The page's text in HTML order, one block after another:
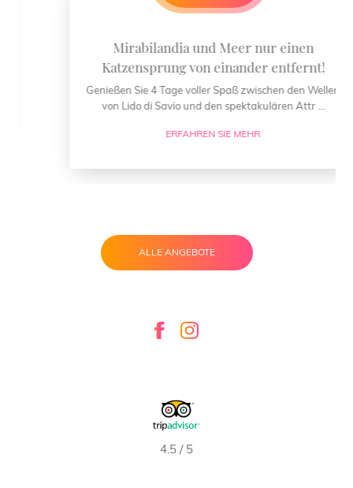
Mirabilandia und Meer nur einen
Katzensprung von einander entfernt!
Genießen Sie 4 Tage voller Spaß zwischen den Wellen
von Lido di Savio und den spektakulären Attr ...
ERFAHREN SIE MEHR
ALLE ANGEBOTE
4.5 / 5